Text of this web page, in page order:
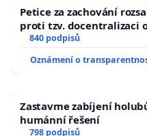
Petice za zachování
proti tzv. docentralizaci
840 podpisů
Oznámení o
Zastavme zabíjení
humánní řešení
798 podpisů